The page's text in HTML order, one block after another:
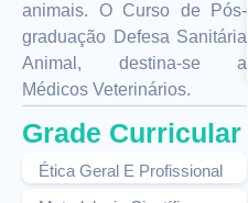
animais. O Curso de Pós-
graduação Defesa Sanitária
Animal, destina-se a
Médicos Veterinários.
Grade Curricular
Ética Geral E Profissional